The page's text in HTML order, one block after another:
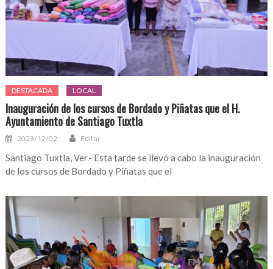
DESTACADA LOCAL
Inauguración de los cursos de Bordado y Piñatas que el H.
Ayuntamiento de Santiago Tuxtla
2023/12/02 Editor
Santiago Tuxtla, Ver.- Esta tarde se llevó a cabo la inauguración
de los cursos de Bordado y Piñatas que el